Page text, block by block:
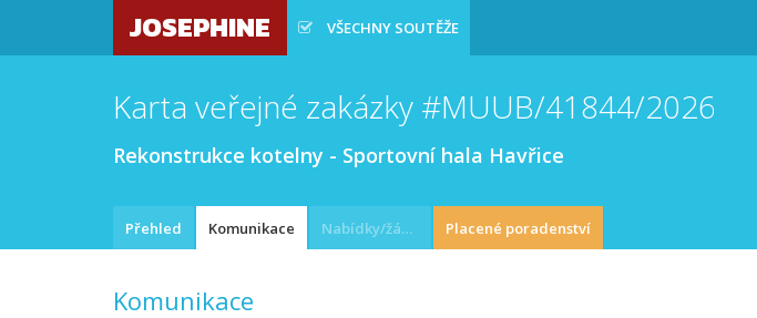
JOSEPHINE VŠECHNY SOUTĚŽE
Karta veřejné zakázky #MUUB/41844/2026
Rekonstrukce kotelny - Sportovní hala Havřice
Přehled Komunikace Nabídky/žádosti Placené poradenství
Komunikace